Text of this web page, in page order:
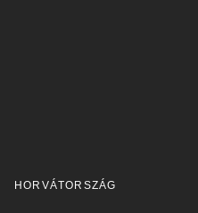
HORVÁTORSZÁG